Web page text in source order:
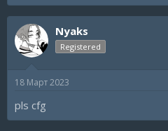
Nyaks
Registered
18 Март 2023
pls cfg